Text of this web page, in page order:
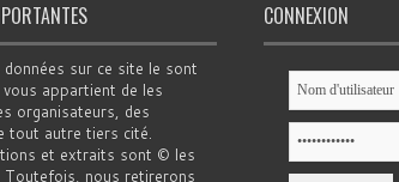
sur ce site le sont
appartient de les
organisateurs, des
tout autre tiers cité.
et extraits sont © les
Toutefois, nous retirerons
CONNEXION